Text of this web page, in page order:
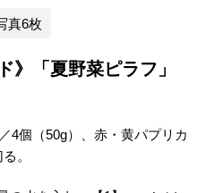
真6枚
》「夏野菜ピラフ」
4個（50g）、赤・黄パプリカ
。